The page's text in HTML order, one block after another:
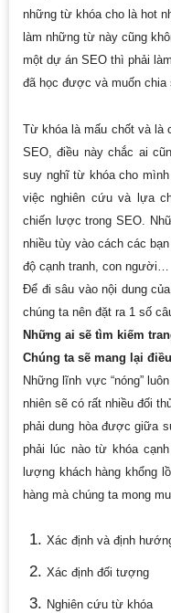
những từ khóa cho là hot
làm những từ này cũng
một dự án SEO thì phải
đã học được và muốn
Từ khóa là mấu chốt và là
SEO, điều này chắc ai
suy nghĩ từ khóa cho
việc nghiên cứu và lựa
chiến lược trong SEO.
nhiều tùy vào cách các
độ cạnh tranh, con người…
Để đi sâu vào nội dung
chúng ta nên đặt ra 1 số
Những ai sẽ tìm kiếm
Chúng ta sẽ mang lại
Những lĩnh vực “nóng”
nhiên sẽ có rất nhiều đối
phải dung hòa được giữa
phải lúc nào từ khóa
lượng khách hàng khổng
hàng mà chúng ta mong
Xác định và định
Xác định đối tượng
Nghiên cứu từ khóa